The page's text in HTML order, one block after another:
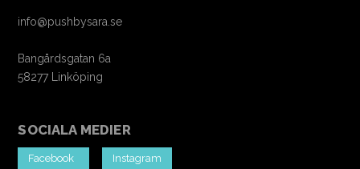
info@pushbysara.se
Bangårdsgatan 6a
58277 Linköping
SOCIALA MEDIER
Facebook Instagram